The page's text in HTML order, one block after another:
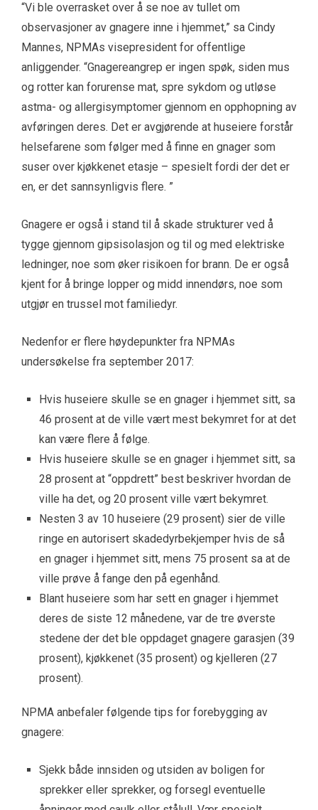
“Vi ble overrasket over å se noe av tullet om
observasjoner av gnagere inne i hjemmet,” sa Cindy
Mannes, NPMAs visepresident for offentlige
anliggender. “Gnagereangrep er ingen spøk, siden mus
og rotter kan forurense mat, spre sykdom og utløse
astma- og allergisymptomer gjennom en opphopning av
avføringen deres. Det er avgjørende at huseiere forstår
helsefarene som følger med å finne en gnager som
suser over kjøkkenet etasje – spesielt fordi der det er
en, er det sannsynligvis flere. ”
Gnagere er også i stand til å skade strukturer ved å
tygge gjennom gipsisolasjon og til og med elektriske
ledninger, noe som øker risikoen for brann. De er også
kjent for å bringe lopper og midd innendørs, noe som
utgjør en trussel mot familiedyr.
Nedenfor er flere høydepunkter fra NPMAs
undersøkelse fra september 2017:
Hvis huseiere skulle se en gnager i hjemmet sitt, sa
46 prosent at de ville vært mest bekymret for at det
kan være flere å følge.
Hvis huseiere skulle se en gnager i hjemmet sitt, sa
28 prosent at “oppdrett” best beskriver hvordan de
ville ha det, og 20 prosent ville vært bekymret.
Nesten 3 av 10 huseiere (29 prosent) sier de ville
ringe en autorisert skadedyrbekjemper hvis de så
en gnager i hjemmet sitt, mens 75 prosent sa at de
ville prøve å fange den på egenhånd.
Blant huseiere som har sett en gnager i hjemmet
deres de siste 12 månedene, var de tre øverste
stedene der det ble oppdaget gnagere garasjen (39
prosent), kjøkkenet (35 prosent) og kjelleren (27
prosent).
NPMA anbefaler følgende tips for forebygging av
gnagere:
Sjekk både innsiden og utsiden av boligen for
sprekker eller sprekker, og forsegl eventuelle